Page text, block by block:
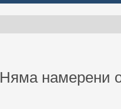
Няма намерени